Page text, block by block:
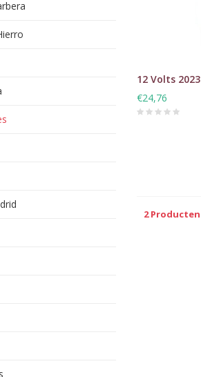
12 Volts 2023
€24,76
2 Producten